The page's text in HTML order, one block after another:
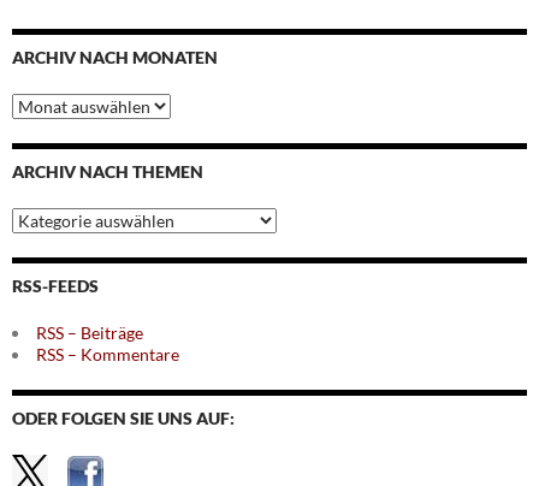
ARCHIV NACH MONATEN
Archiv
nach
Monaten
ARCHIV NACH THEMEN
Archiv
nach
Themen
RSS-FEEDS
RSS – Beiträge
RSS – Kommentare
ODER FOLGEN SIE UNS AUF: